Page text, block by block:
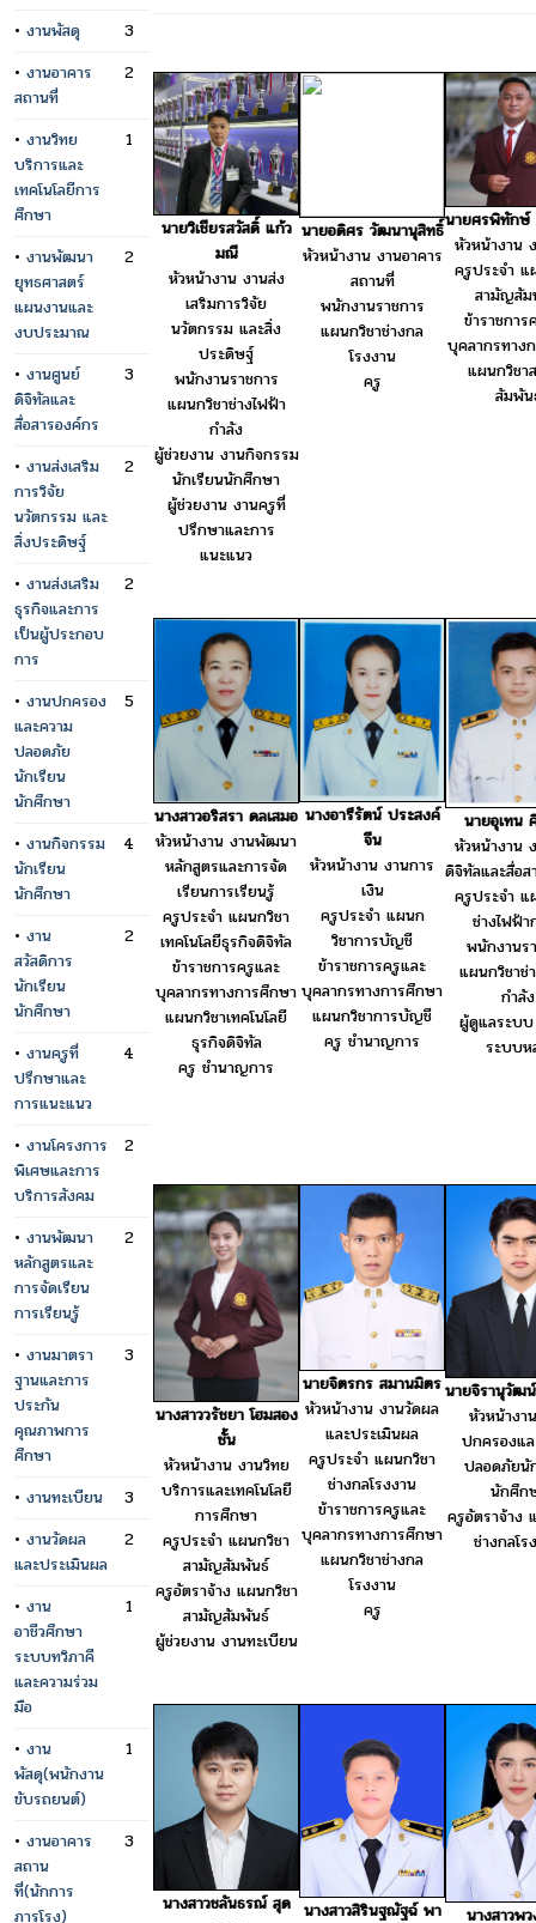
• งานพัสดุ
3
• งานอาคาร
สถานที่
2
• งานวิทย
บริการและ
เทคโนโลยีการ
ศึกษา
1
• งานพัฒนา
ยุทธศาสตร์
แผนงานและ
งบประมาณ
2
• งานศูนย์
ดิจิทัลและ
สื่อสารองค์กร
3
• งานส่งเสริม
การวิจัย
นวัตกรรม และ
สิ่งประดิษฐ์
2
• งานส่งเสริม
ธุรกิจและการ
เป็นผู้ประกอบ
การ
2
• งานปกครอง
และความ
ปลอดภัย
นักเรียน
นักศึกษา
5
• งานกิจกรรม
นักเรียน
นักศึกษา
4
• งาน
สวัสดิการ
นักเรียน
นักศึกษา
2
• งานครูที่
ปรึกษาและ
การแนะแนว
4
• งานโครงการ
พิเศษและการ
บริการสังคม
2
• งานพัฒนา
หลักสูตรและ
การจัดเรียน
การเรียนรู้
2
• งานมาตรา
ฐานและการ
ประกัน
คุณภาพการ
ศึกษา
3
• งานทะเบียน
3
• งานวัดผล
และประเมินผล
2
• งาน
อาชีวศึกษา
ระบบทวิภาคี
และความร่วม
มือ
1
• งาน
พัสดุ(พนักงาน
ขับรถยนต์)
1
• งานอาคาร
สถาน
ที่(นักการ
ภารโรง)
3
นายวิเชียรสวัสดิ์ แก้ว
มณี
หัวหน้างาน งานส่ง
เสริมการวิจัย
นวัตกรรม และสิ่ง
ประดิษฐ์
พนักงานราชการ
แผนกวิชาช่างไฟฟ้า
กำลัง
ผู้ช่วยงาน งานกิจกรรม
นักเรียนนักศึกษา
ผู้ช่วยงาน งานครูที่
ปรึกษาและการ
แนะแนว
นายอดิศร วัฒนานุสิทธิ์
หัวหน้างาน งานอาคาร
สถานที่
พนักงานราชการ
แผนกวิชาช่างกล
โรงงาน
ครู
นายศรพิทักษ์
หัวหน้างาน
ครูประจำ แ
สามัญสั
ข้าราชการ
บุคลากรทาง
แผนกวิช
สัมพั
นางสาวอริสรา ดลเสมอ
หัวหน้างาน งานพัฒนา
หลักสูตรและการจัด
เรียนการเรียนรู้
ครูประจำ แผนกวิชา
เทคโนโลยีธุรกิจดิจิทัล
ข้าราชการครูและ
บุคลากรทางการศึกษา
แผนกวิชาเทคโนโลยี
ธุรกิจดิจิทัล
ครู ชำนาญการ
นางอารีรัตน์ ประสงค์
จีน
หัวหน้างาน งานการ
เงิน
ครูประจำ แผนก
วิชาการบัญชี
ข้าราชการครูและ
บุคลากรทางการศึกษา
แผนกวิชาการบัญชี
ครู ชำนาญการ
นายอุเทน
หัวหน้างาน
ดิจิทัลและสื่อ
ครูประจำ แ
ช่างไฟฟ้า
พนักงานร
แผนกวิชาช่
กำลัง
ผู้ดูแลระบ
ระบบ
นางสาววรัชยา โฮมสอง
ชั้น
หัวหน้างาน งานวิทย
บริการและเทคโนโลยี
การศึกษา
ครูประจำ แผนกวิชา
สามัญสัมพันธ์
ครูอัตราจ้าง แผนกวิชา
สามัญสัมพันธ์
ผู้ช่วยงาน งานทะเบียน
นายจิตรกร สมานมิตร
หัวหน้างาน งานวัดผล
และประเมินผล
ครูประจำ แผนกวิชา
ช่างกลโรงงาน
ข้าราชการครูและ
บุคลากรทางการศึกษา
แผนกวิชาช่างกล
โรงงาน
ครู
นายจิรานุวัฒ
หัวหน้างา
ปกครองแ
ปลอดภัยนั
นักศึก
ครูอัตราจ้าง
ช่างกลโร
นางสาวชลันธรณ์ สุด นางสาวสิรินฐณัฐฉ์ พา
นางสาวพ